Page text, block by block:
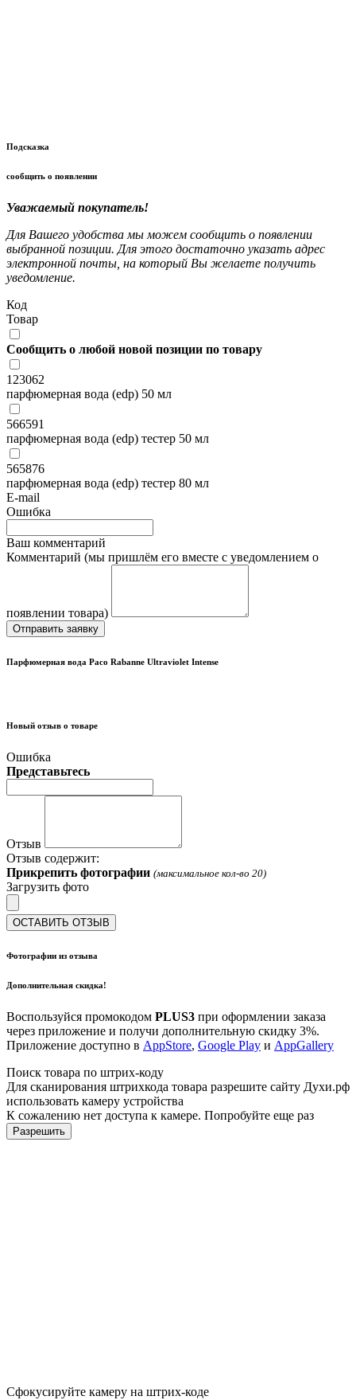
Подсказка
сообщить о появлении
Уважаемый покупатель!
Для Вашего удобства мы можем сообщить о появлении
выбранной позиции. Для этого достаточно указать адрес
электронной почты, на который Вы желаете получить
уведомление.
Код
Товар
Сообщить о любой новой позиции по товару
123062
парфюмерная вода (edp) 50 мл
566591
парфюмерная вода (edp) тестер 50 мл
565876
парфюмерная вода (edp) тестер 80 мл
E-mail
Ошибка
Ваш комментарий
Комментарий (мы пришлём его вместе с уведомлением о
появлении товара)
Отправить заявку
Парфюмерная вода Paco Rabanne Ultraviolet Intense
Новый отзыв о товаре
Ошибка
Представьтесь
Отзыв
Отзыв содержит:
Прикрепить фотографии (максимальное кол-во 20)
Загрузить фото
ОСТАВИТЬ ОТЗЫВ
Фотографии из отзыва
Дополнительная скидка!
Воспользуйся промокодом PLUS3 при оформлении заказа
через приложение и получи дополнительную скидку 3%.
Приложение доступно в AppStore, Google Play и AppGallery
Поиск товара по штрих-коду
Для сканирования штрихкода товара разрешите сайту Духи.рф
использовать камеру устройства
К сожалению нет доступа к камере. Попробуйте еще раз
Разрешить
Сфокусируйте камеру на штрих-коде